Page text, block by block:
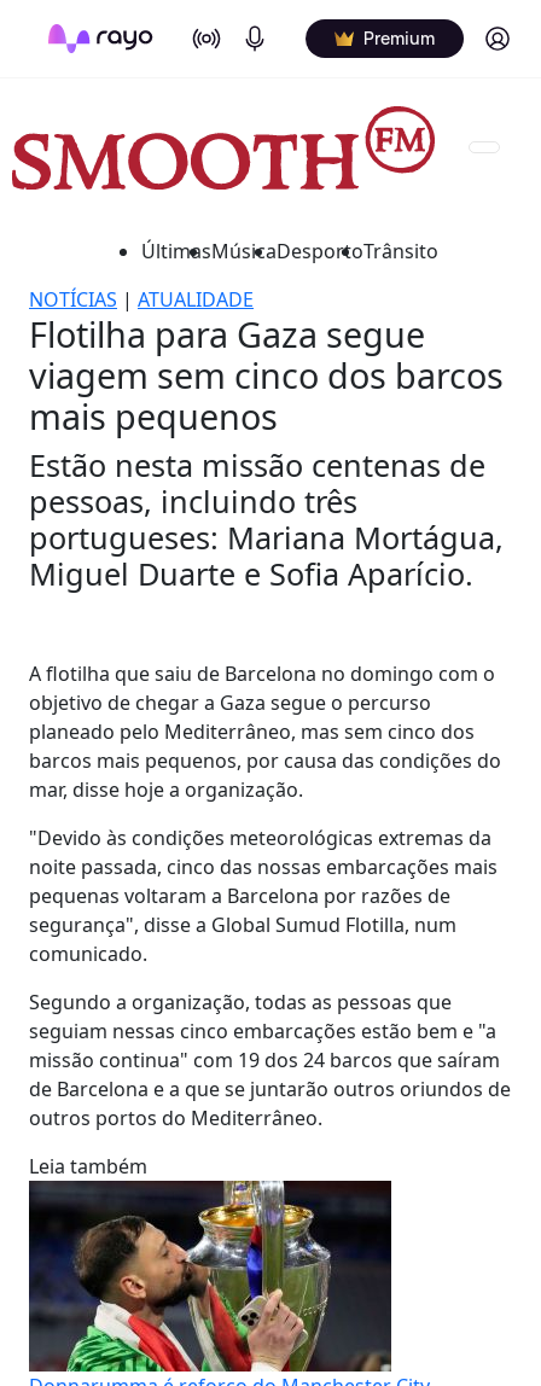
On Air Podcasts Premium Log in
ÚltimasMúsicaDesportoTrânsito
NOTÍCIAS | ATUALIDADE
Flotilha para Gaza segue
viagem sem cinco dos barcos
mais pequenos
Estão nesta missão centenas de
pessoas, incluindo três
portugueses: Mariana Mortágua,
Miguel Duarte e Sofia Aparício.
A flotilha que saiu de Barcelona no domingo com o
objetivo de chegar a Gaza segue o percurso
planeado pelo Mediterrâneo, mas sem cinco dos
barcos mais pequenos, por causa das condições do
mar, disse hoje a organização.
"Devido às condições meteorológicas extremas da
noite passada, cinco das nossas embarcações mais
pequenas voltaram a Barcelona por razões de
segurança", disse a Global Sumud Flotilla, num
comunicado.
Segundo a organização, todas as pessoas que
seguiam nessas cinco embarcações estão bem e "a
missão continua" com 19 dos 24 barcos que saíram
de Barcelona e a que se juntarão outros oriundos de
outros portos do Mediterrâneo.
Leia também